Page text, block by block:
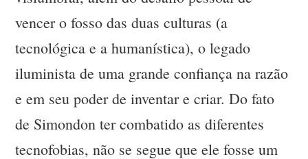
vencer o fosso das duas culturas (a
tecnológica e a humanística), o legado
iluminista de uma grande confiança na razão
e em seu poder de inventar e criar. Do fato
de Simondon ter combatido as diferentes
tecnofobias, não se segue que ele fosse um